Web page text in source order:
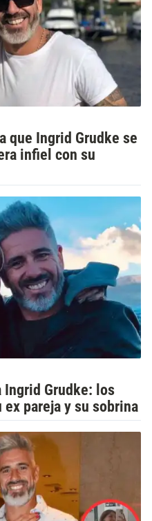
que Ingrid Grudke se
infiel con su
Ingrid Grudke: los
pareja y su sobrina